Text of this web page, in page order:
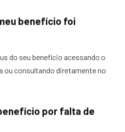
benefício foi
do seu benefício acessando o
ou consultando diretamente no
por falta de